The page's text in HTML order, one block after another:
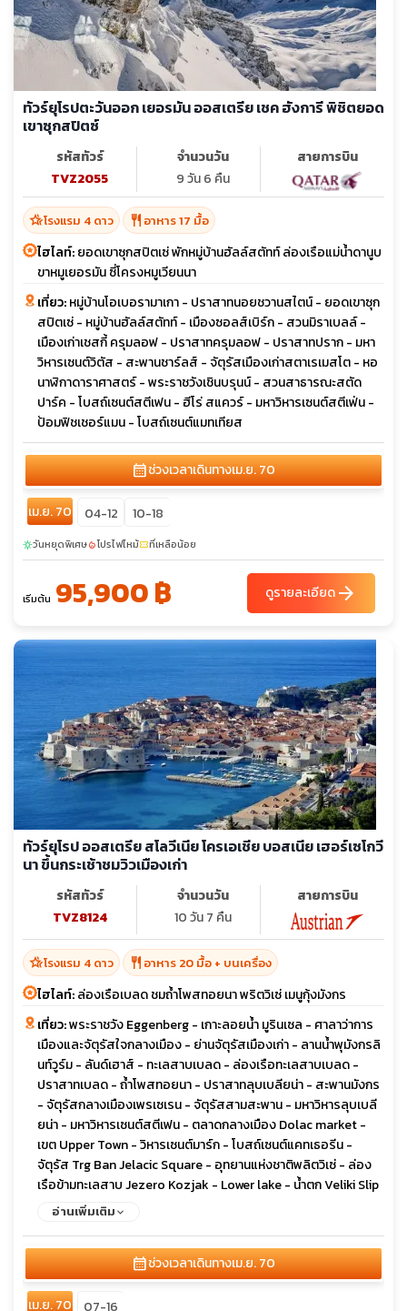
ทัวร์ยุโรปตะวันออก เยอรมัน ออสเตรีย เชค ฮังการี พิชิตยอด
เขาซุกสปิตซ์
รหัสทัวร์
TVZ2055
จำนวนวัน
9 วัน 6 คืน
สายการบิน
hotel_classโรงแรม 4 ดาว restaurant อาหาร 17 มื้อ
ไฮไลท์:ยอดเขาซุกสปิตเซ่ พักหมู่บ้านฮัลล์สตัทท์ ล่องเรือแม่น้ำดานูบ
ขาหมูเยอรมัน ซี่โครงหมูเวียนนา
เที่ยว:หมู่บ้านโอเบอรามาเกา - ปราสาทนอยชวานสไตน์ - ยอดเขาซุก
สปิตเซ่ - หมู่บ้านฮัลล์สตัทท์ - เมืองซอลส์เบิร์ก - สวนมิราเบลล์ -
เมืองเก่าเชสกี้ ครุมลอฟ - ปราสาทครุมลอฟ - ปราสาทปราก - มหา
วิหารเซนต์วิตัส - สะพานชาร์ลส์ - จัตุรัสเมืองเก่าสตาเรเมสโต - หอ
นาฬิกาดาราศาสตร์ - พระราชวังเชินบรุนน์ - สวนสาธารณะสตัด
ปาร์ค - โบสถ์เซนต์สตีเฟน - ฮีโร่ สแควร์ - มหาวิหารเซนต์สตีเฟ่น -
ป้อมฟิชเชอร์แมน - โบสถ์เซนต์แมทเทียส
calendar_monthช่วงเวลาเดินทางเม.ย. 70
เม.ย. 70 04-12 10-18
sunnyวันหยุดพิเศษlocal_fire_departmentโปรไฟไหม้confirmation_numberที่เหลือน้อย
เริ่มต้น 95,900 ฿ ดูรายละเอียดarrow_forward
ทัวร์ยุโรป ออสเตรีย สโลวีเนีย โครเอเชีย บอสเนีย เฮอร์เซโกวี
นา ขึ้นกระเช้าชมวิวเมืองเก่า
รหัสทัวร์
TVZ8124
จำนวนวัน
10 วัน 7 คืน
สายการบิน
hotel_classโรงแรม 4 ดาว restaurant อาหาร 20 มื้อ + บนเครื่อง
ไฮไลท์:ล่องเรือเบลด ชมถ้ำโพสทอยนา พริตวิเซ่ เมนูกุ้งมังกร
เที่ยว:พระราชวัง Eggenberg - เกาะลอยน้ำ มูรินเซล - ศาลาว่าการ
เมืองและจัตุรัสใจกลางเมือง - ย่านจัตุรัสเมืองเก่า - ลานน้ำพุมังกรลิ
นท์วูร์ม - ลันด์เฮาส์ - ทะเลสาบเบลด - ล่องเรือทะเลสาบเบลด -
ปราสาทเบลด - ถ้ำโพสทอยนา - ปราสาทลุบเบลียน่า - สะพานมังกร
- จัตุรัสกลางเมืองเพรเซเรน - จัตุรัสสามสะพาน - มหาวิหารลุบเบลี
ยน่า - มหาวิหารเซนต์สตีเฟน - ตลาดกลางเมือง Dolac market -
เขต Upper Town - วิหารเซนต์มาร์ก - โบสถ์เซนต์แคทเธอรีน -
จัตุรัส Trg Ban Jelacic Square - อุทยานแห่งชาติพลิตวิเซ่ - ล่อง
เรือข้ามทะเลสาบ Jezero Kozjak - Lower lake - น้ำตก Veliki Slip
- โบสถ์อนาสตาเชีย - โบสถ์เซนต์ โดแนท - โรมันฟอรัม - พระรา
Cathedral - หอนาฬิกาโบราณ - พระราชวังเรคเตอร์ - สปอนซา พา
เลส - ถนนสตราดัน - สะพานโบราณ สตารี มอสต์ - ย่านเมืองเก่า -
มัสยิดโกสกี้ เมห์เมด ปาซ่า - อุโมงค์สงคราม - ย่านเมืองเก่าบาสคาซิ
จา - ย่านเมืองเก่าซาราเยโว - สุเหร่า Gazi Husrev-Beg Mosque -
อ่านเพิ่มเติม
calendar_monthช่วงเวลาเดินทางเม.ย. 70
เม.ย. 70